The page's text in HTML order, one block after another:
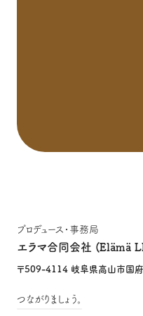
プロデュース・事務局
エラマ合同会社 (Elämä
〒509-4114 岐阜県高山市国
つながりましょう。